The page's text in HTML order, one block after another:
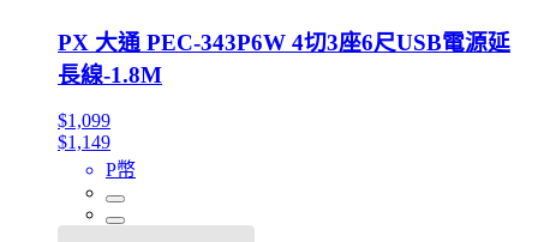
PX 大通 PEC-343P6W 4切3座6尺USB電源延
長線-1.8M
$1,099
$1,149
P幣